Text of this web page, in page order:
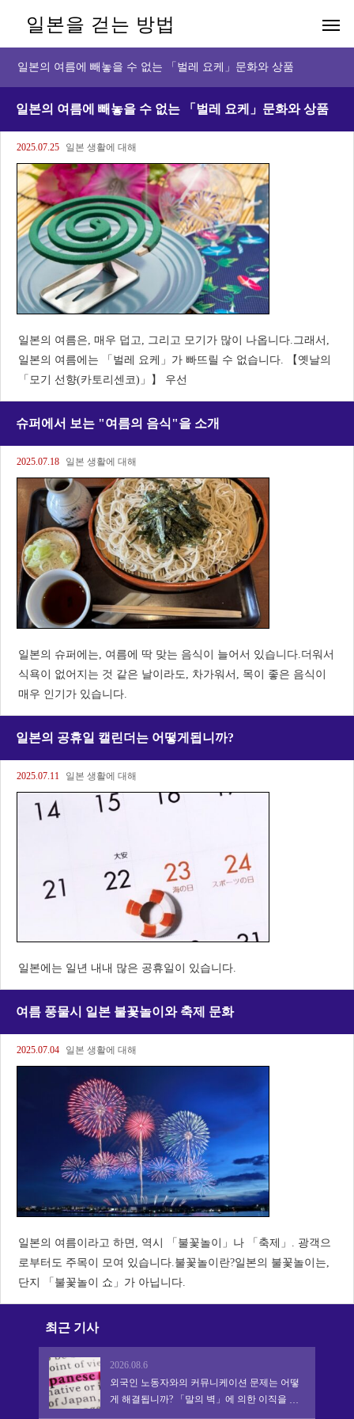
일본을 걷는 방법
일본의 여름에 빼놓을 수 없는 「벌레 요케」문화와 상품
일본의 여름에 빼놓을 수 없는 「벌레 요케」문화와 상품
2025.07.25 일본 생활에 대해
일본의 여름은, 매우 덥고, 그리고 모기가 많이 나옵니다.그래서,
일본의 여름에는 「벌레 요케」가 빠뜨릴 수 없습니다. 【옛날의
「모기 선향(카토리센코)」】 우선
슈퍼에서 보는 "여름의 음식"을 소개
2025.07.18 일본 생활에 대해
일본의 슈퍼에는, 여름에 딱 맞는 음식이 늘어서 있습니다.더워서
식욕이 없어지는 것 같은 날이라도, 차가워서, 목이 좋은 음식이
매우 인기가 있습니다.
일본의 공휴일 캘린더는 어떻게됩니까?
2025.07.11 일본 생활에 대해
일본에는 일년 내내 많은 공휴일이 있습니다.
여름 풍물시 일본 불꽃놀이와 축제 문화
2025.07.04 일본 생활에 대해
일본의 여름이라고 하면, 역시 「불꽃놀이」나 「축제」. 광객으
로부터도 주목이 모여 있습니다.불꽃놀이란?일본의 불꽃놀이는,
단지 「불꽃놀이 쇼」가 아닙니다.
최근 기사
2026.08.6
외국인 노동자와의 커뮤니케이션 문제는 어떻
게 해결됩니까? 「말의 벽」에 의한 이직을 막
아 정착·활약을 촉진하는 실천적 어프로치